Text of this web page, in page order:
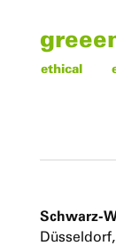
ethical
Schwarz-